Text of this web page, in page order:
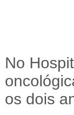
No
os dois